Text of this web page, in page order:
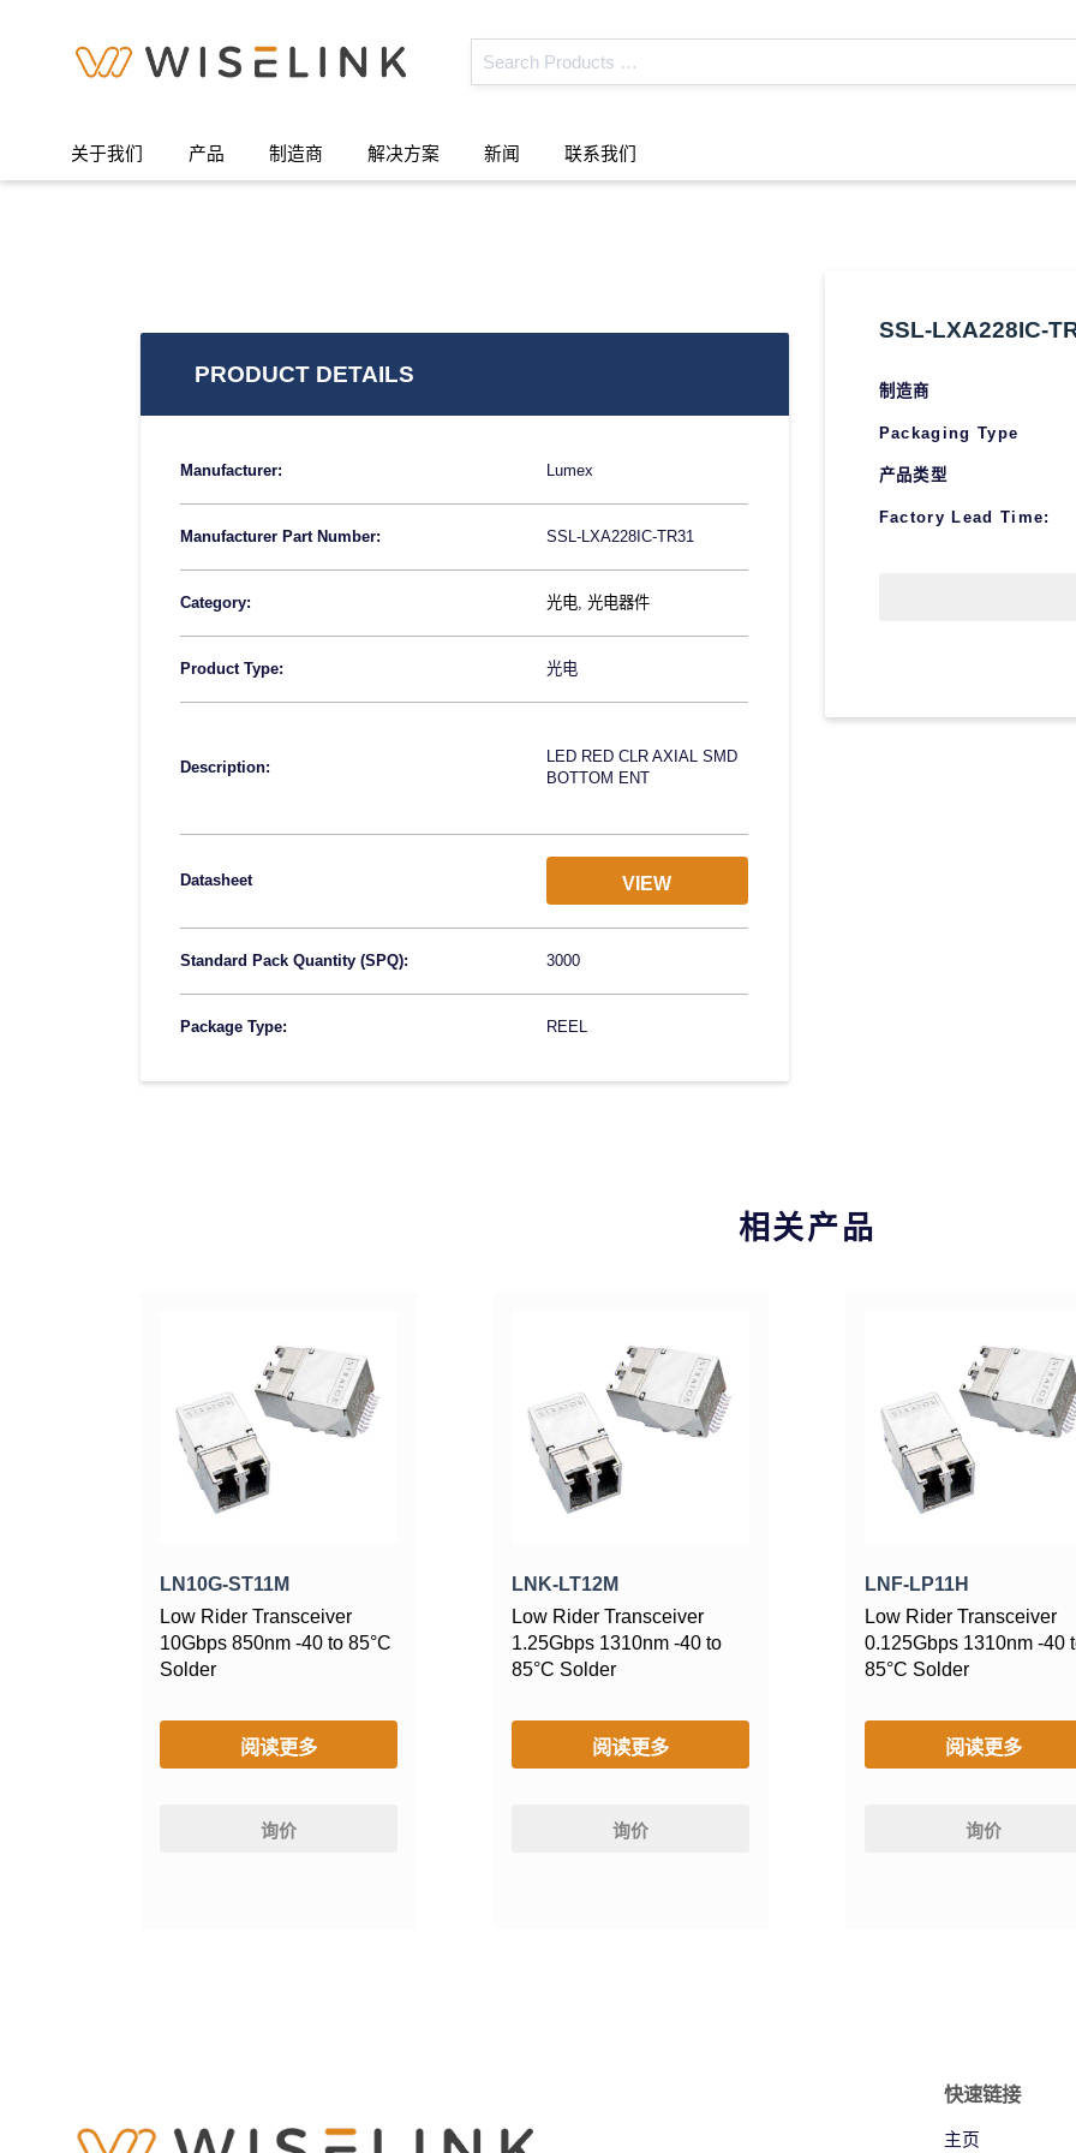
关于我们 产品 制造商 解决方案 新闻 联系我们
PRODUCT DETAILS
Manufacturer: Lumex
Manufacturer Part Number: SSL-LXA228IC-TR31
Category: 光电 ,光电器件
Product Type: 光电
Description:
LED RED CLR AXIAL SMD
BOTTOM ENT
Datasheet VIEW
Standard Pack Quantity (SPQ): 3000
Package Type: REEL
SSL-LXA228IC-
制造商
Packaging Type
产品类型
Factory Lead Time:
相关产品
LN10G-ST11M
Low Rider Transceiver
10Gbps 850nm -40 to 85°C
Solder
阅读更多
询价
LNK-LT12M
Low Rider Transceiver
1.25Gbps 1310nm -40 to
85°C Solder
阅读更多
询价
LNF-LP11H
Low Rider Transceiver
0.125Gbps 1310nm -40
85°C Solder
阅读更多
询价
快速链接
主页